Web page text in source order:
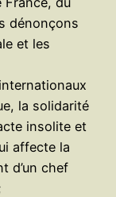
dénonçons
et les
la solidarité
insolite et
affecte la
d’un chef